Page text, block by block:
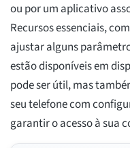
ou por um aplicativo
Recursos essenciais,
ajustar alguns
estão disponíveis em
pode ser útil, mas
seu telefone com
garantir o acesso à sua